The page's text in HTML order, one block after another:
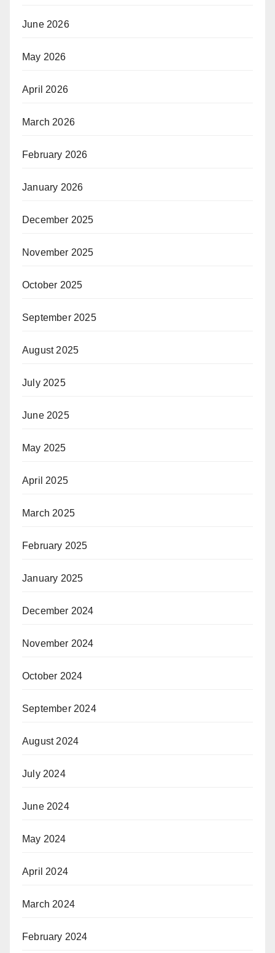
June 2026
May 2026
April 2026
March 2026
February 2026
January 2026
December 2025
November 2025
October 2025
September 2025
August 2025
July 2025
June 2025
May 2025
April 2025
March 2025
February 2025
January 2025
December 2024
November 2024
October 2024
September 2024
August 2024
July 2024
June 2024
May 2024
April 2024
March 2024
February 2024